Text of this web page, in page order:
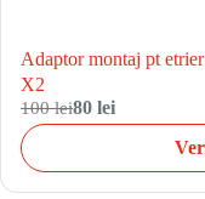
Adaptor montaj pt
X2
100 lei80 lei